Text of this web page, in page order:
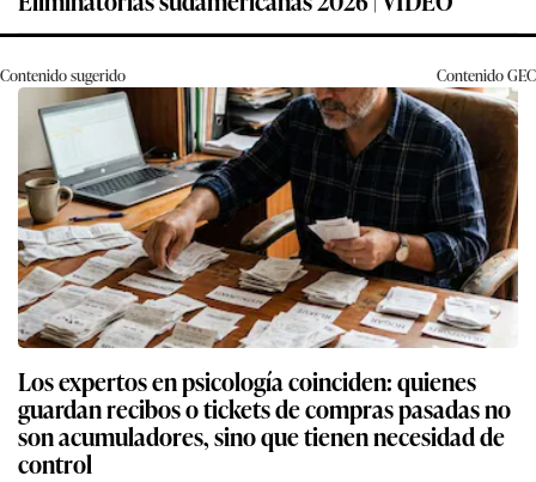
Contenido sugerido ContenidoGEC
Los expertos en psicología coinciden: quienes
guardan recibos o tickets de compras pasadas no
son acumuladores, sino que tienen necesidad de
control